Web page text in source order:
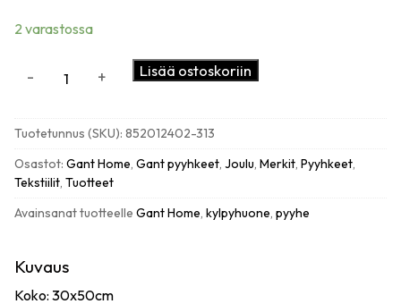
2 varastossa
Premium
pine
green
määrä
- + Lisää ostoskoriin
Tuotetunnus (SKU): 852012402-313
Osastot: Gant Home, Gant pyyhkeet, Joulu, Merkit, Pyyhkeet,
Tekstiilit, Tuotteet
Avainsanat tuotteelle Gant Home, kylpyhuone, pyyhe
Kuvaus
Koko: 30x50cm